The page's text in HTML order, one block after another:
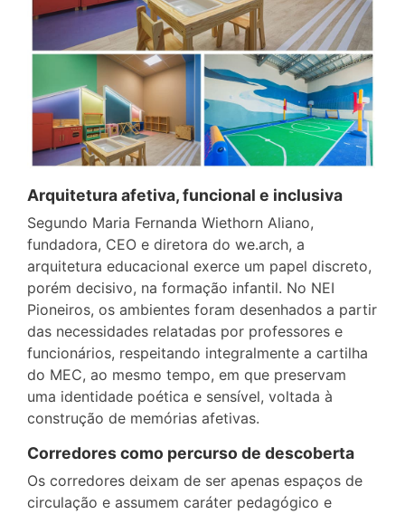
Arquitetura afetiva, funcional e inclusiva
Segundo Maria Fernanda Wiethorn Aliano,
fundadora, CEO e diretora do we.arch, a
arquitetura educacional exerce um papel discreto,
porém decisivo, na formação infantil. No NEI
Pioneiros, os ambientes foram desenhados a partir
das necessidades relatadas por professores e
funcionários, respeitando integralmente a cartilha
do MEC, ao mesmo tempo, em que preservam
uma identidade poética e sensível, voltada à
construção de memórias afetivas.
Corredores como percurso de descoberta
Os corredores deixam de ser apenas espaços de
circulação e assumem caráter pedagógico e